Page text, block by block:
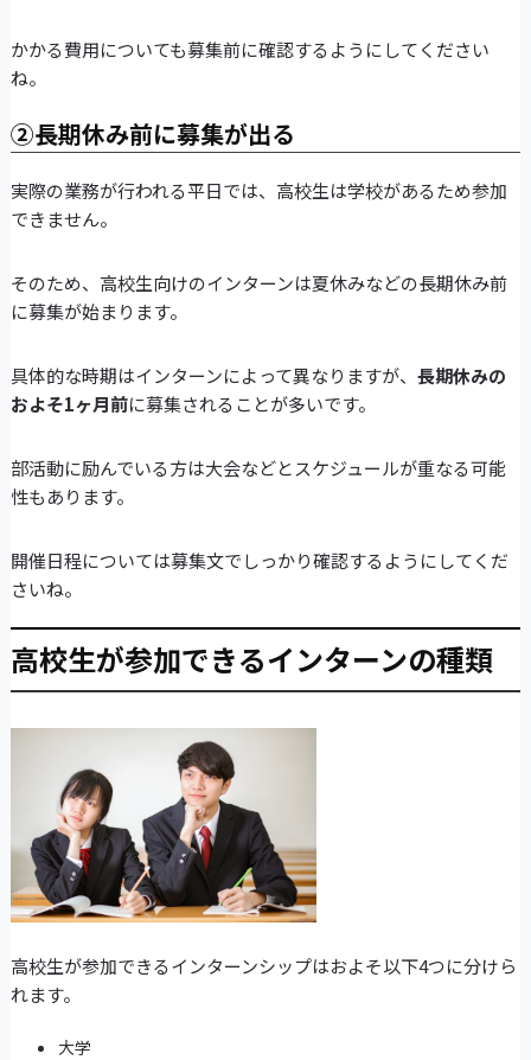
かかる費用についても募集前に確認するようにしてください
ね。
②長期休み前に募集が出る
実際の業務が行われる平日では、高校生は学校があるため参加
できません。
そのため、高校生向けのインターンは夏休みなどの長期休み前
に募集が始まります。
具体的な時期はインターンによって異なりますが、 長期休みの
およそ1ヶ月前に募集されることが多いです。
部活動に励んでいる方は大会などとスケジュールが重なる可能
性もあります。
開催日程については募集文でしっかり確認するようにしてくだ
さいね。
高校生が参加できるインターンの種類
高校生が参加できるインターンシップはおよそ以下4つに分けら
れます。
大学